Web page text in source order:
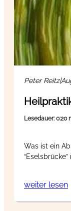
Peter Reitz|
Lesedauer: 0:20
Was ist ein
weiter lesen